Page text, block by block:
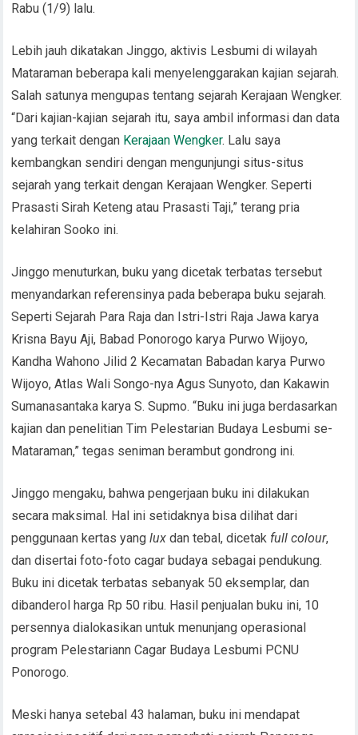
Rabu (1/9) lalu.
Lebih jauh dikatakan Jinggo, aktivis Lesbumi di wilayah
Mataraman beberapa kali menyelenggarakan kajian sejarah.
Salah satunya mengupas tentang sejarah Kerajaan Wengker.
“Dari kajian-kajian sejarah itu, saya ambil informasi dan data
yang terkait dengan Kerajaan Wengker. Lalu saya
kembangkan sendiri dengan mengunjungi situs-situs
sejarah yang terkait dengan Kerajaan Wengker. Seperti
Prasasti Sirah Keteng atau Prasasti Taji,” terang pria
kelahiran Sooko ini.
Jinggo menuturkan, buku yang dicetak terbatas tersebut
menyandarkan referensinya pada beberapa buku sejarah.
Seperti Sejarah Para Raja dan Istri-Istri Raja Jawa karya
Krisna Bayu Aji, Babad Ponorogo karya Purwo Wijoyo,
Kandha Wahono Jilid 2 Kecamatan Babadan karya Purwo
Wijoyo, Atlas Wali Songo-nya Agus Sunyoto, dan Kakawin
Sumanasantaka karya S. Supmo. “Buku ini juga berdasarkan
kajian dan penelitian Tim Pelestarian Budaya Lesbumi se-
Mataraman,” tegas seniman berambut gondrong ini.
Jinggo mengaku, bahwa pengerjaan buku ini dilakukan
secara maksimal. Hal ini setidaknya bisa dilihat dari
penggunaan kertas yanglux dan tebal, dicetak full colour,
dan disertai foto-foto cagar budaya sebagai pendukung.
Buku ini dicetak terbatas sebanyak 50 eksemplar, dan
dibanderol harga Rp 50 ribu. Hasil penjualan buku ini, 10
persennya dialokasikan untuk menunjang operasional
program Pelestariann Cagar Budaya Lesbumi PCNU
Ponorogo.
Meski hanya setebal 43 halaman, buku ini mendapat